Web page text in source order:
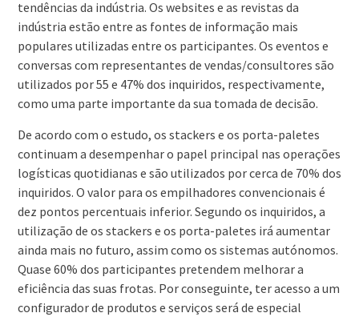
tendências da indústria. Os websites e as revistas da
indústria estão entre as fontes de informação mais
populares utilizadas entre os participantes. Os eventos e
conversas com representantes de vendas/consultores são
utilizados por 55 e 47% dos inquiridos, respectivamente,
como uma parte importante da sua tomada de decisão.
De acordo com o estudo, os stackers e os porta-paletes
continuam a desempenhar o papel principal nas operações
logísticas quotidianas e são utilizados por cerca de 70% dos
inquiridos. O valor para os empilhadores convencionais é
dez pontos percentuais inferior. Segundo os inquiridos, a
utilização de os stackers e os porta-paletes irá aumentar
ainda mais no futuro, assim como os sistemas autónomos.
Quase 60% dos participantes pretendem melhorar a
eficiência das suas frotas. Por conseguinte, ter acesso a um
configurador de produtos e serviços será de especial